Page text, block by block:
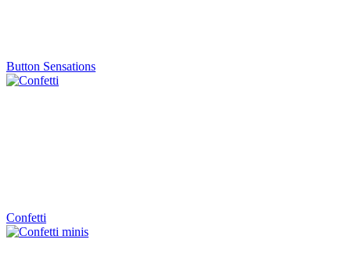
Button Sensations
Confetti